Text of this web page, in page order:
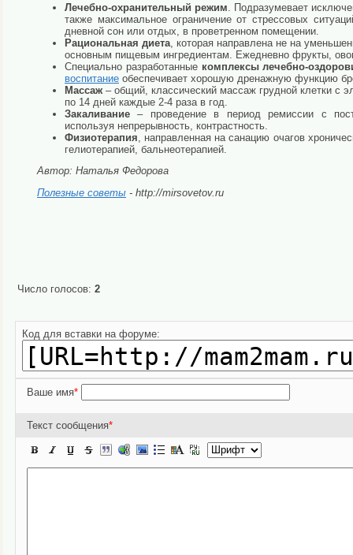
Лечебно-охранительный режим . Подразумевает
также максимальное ограничение от стрессовых
дневной сон или отдых, в проветренном помещении.
Рациональная диета , которая направлена не на
основным пищевым ингредиентам. Ежедневно фрукты,
Специально разработанные комплексы лечебно-
воспитание обеспечивает хорошую дренажную функцию
Массаж – общий, классический массаж грудной клетки с
по 14 дней каждые 2-4 раза в год.
Закаливание – проведение в период ремиссии с
используя непрерывность, контрастность.
Физиотерапия , направленная на санацию очагов
гелиотерапией, бальнеотерапией.
Автор: Наталья Федорова
Полезные советы - http://mirsovetov.ru
Число голосов: 2
Код для вставки на форуме:
Ваше имя*
Текст сообщения*